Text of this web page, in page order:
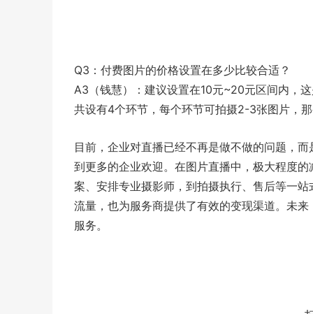
Q3：付费图片的价格设置在多少比较合适？
A3（钱慧）：建议设置在10元~20元区间内，
共设有4个环节，每个环节可拍摄2-3张图片，
目前，企业对直播已经不再是做不做的问题，
到更多的企业欢迎。在图片直播中，极大程度
案、安排专业摄影师，到拍摄执行、售后等一
流量，也为服务商提供了有效的变现渠道。未
服务。